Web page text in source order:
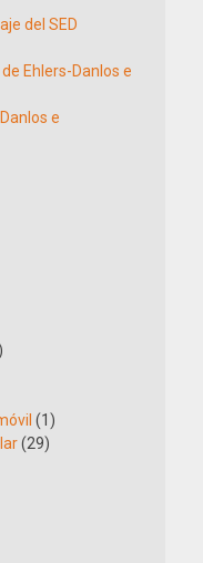
del SED
de Ehlers-Danlos e
e
(1)
(29)